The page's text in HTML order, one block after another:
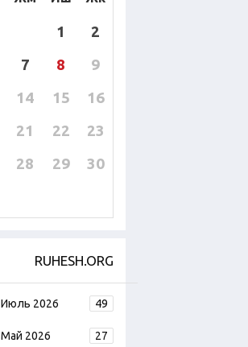
1
2
7 8
9
14 15
16
21 22
23
28 29
30
RUHESH.ORG
Июль 2026 49
Май 2026 27